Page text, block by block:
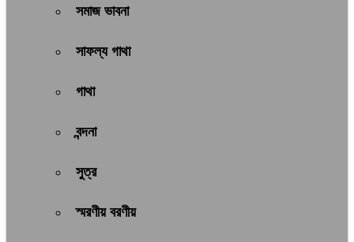
সমাজ ভাবনা
সাফল্য গাথা
গাথা
বন্দনা
সুত্র
স্মরণীয় বরণীয়